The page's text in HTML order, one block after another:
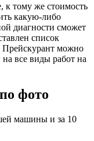
к тому же стоимость
какую-либо
диагности сможет
список
Прейскурант можно
все виды работ на
фото
машины и за 10